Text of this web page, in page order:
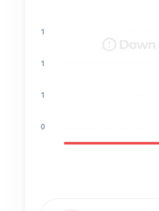
1
1
1
0